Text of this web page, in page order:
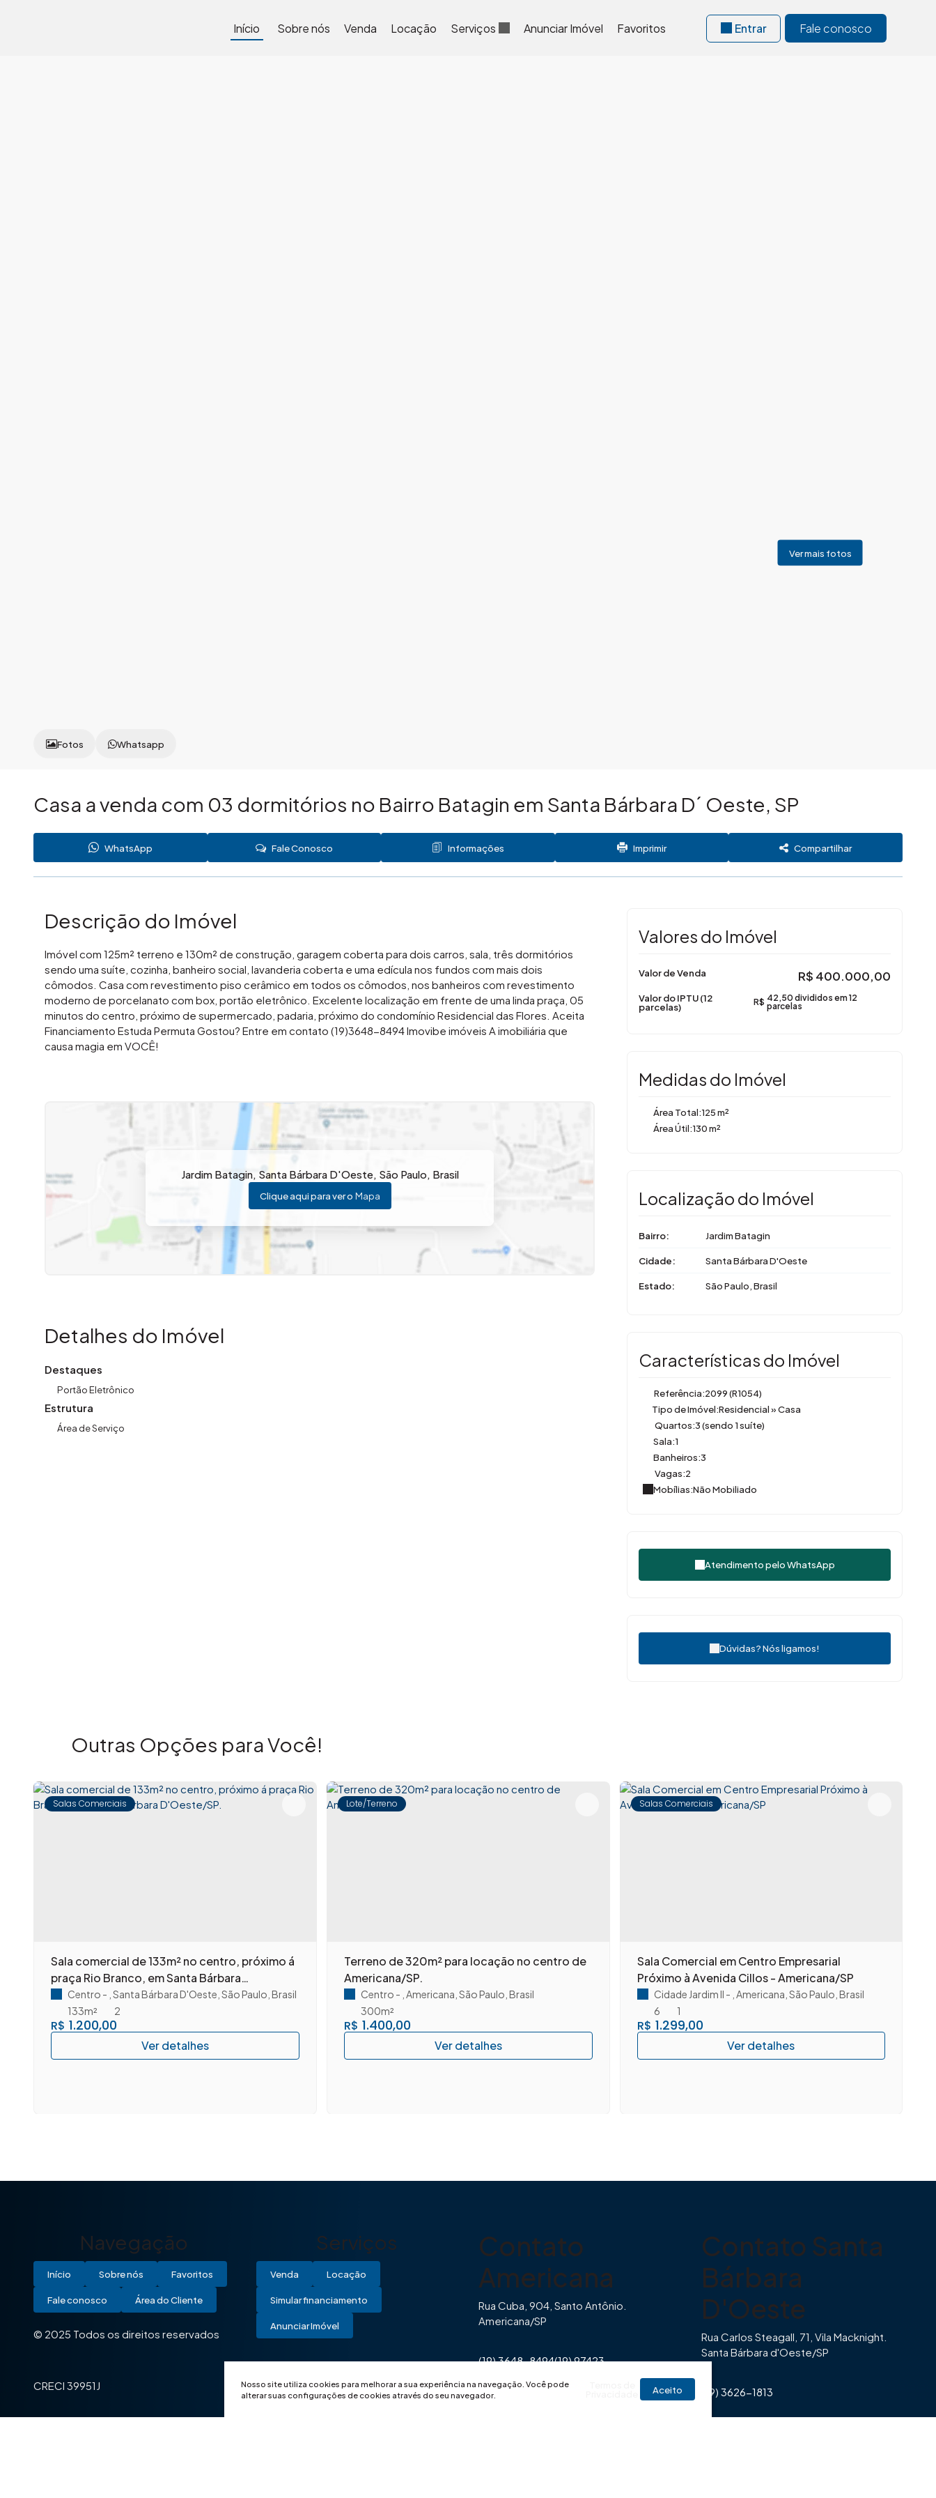
Fale conosco
Entrar
Favoritos
Anunciar Imóvel
Serviços
Locação
Venda
Sobre nós
Início
Nosso site utiliza cookies para melhorar a sua experiência na navegação. Você pode
alterar suas configurações de cookies através do seu navegador.
Aceito
Fotos Whatsapp
Casa a venda com 03 dormitórios no Bairro Batagin em Santa Bárbara D´ Oeste, SP
WhatsApp Fale Conosco Informações Imprimir Compartilhar
Descrição do Imóvel
Imóvel com 125m² terreno e 130m² de construção, garagem coberta para dois carros, sala, três dormitórios
sendo uma suíte, cozinha, banheiro social, lavanderia coberta e uma edícula nos fundos com mais dois
cômodos. Casa com revestimento piso cerâmico em todos os cômodos, nos banheiros com revestimento
moderno de porcelanato com box, portão eletrônico. Excelente localização em frente de uma linda praça, 05
minutos do centro, próximo de supermercado, padaria, próximo do condomínio Residencial das Flores. Aceita
Financiamento Estuda Permuta Gostou? Entre em contato (19)3648-8494 Imovibe imóveis A imobiliária que
causa magia em VOCÊ!
Jardim Batagin, Santa Bárbara D'Oeste, São Paulo, Brasil
Clique aqui para ver o Mapa
Detalhes do Imóvel
Destaques
Portão Eletrônico
Estrutura
Área de Serviço
Valores do Imóvel
R$ 400.000,00
Valor de Venda
Valor do IPTU (12
parcelas) R$ 42,50 divididos em 12
parcelas
Medidas do Imóvel
Área Total:125 m²
Área Útil:130 m²
Localização do Imóvel
Bairro: Jardim Batagin
Cidade: Santa Bárbara D'Oeste
Estado: São Paulo, Brasil
Características do Imóvel
Referência:2099(R1054)
Tipo de Imóvel:Residencial»Casa
Quartos:3 (sendo 1 suíte)
Sala:1
Banheiros:3
Vagas:2
Mobílias:Não Mobiliado
Atendimento peloWhatsApp
Dúvidas? Nós ligamos!
Outras Opções para Você!
Salas Comerciais
Sala comercial de 133m² no centro, próximo á
praça Rio Branco, em Santa Bárbara
D'Oeste/SP.
R$ 1.200,00
Centro ,Santa Bárbara D'Oeste ,São Paulo ,Brasil
2
133m²
Lote/Terreno
Terreno de 320m² para locação no centro de
Americana/SP.
R$ 1.400,00
Centro Americana São Paulo Brasil
300m²
Salas Comerciais
Sala Comercial em Centro Empresarial
Próximo à Avenida Cillos - Americana/SP
R$ 1.299,00
Cidade Jardim II Americana São Paulo Brasil
6
1
Navegação
Início Sobre nós Favoritos
Fale conosco Área do Cliente
© 2025 Todos os direitos reservados
CRECI 39951J
Serviços
Venda Locação
Simular financiamento
Anunciar Imóvel
Contato
Americana
Rua Cuba, 904, Santo Antônio.
Americana/SP
(19) 3648-8494(19) 97423-
Contato Santa
Bárbara
D'Oeste
Rua Carlos Steagall, 71, Vila Macknight.
Santa Bárbara d'Oeste/SP
(19) 3626-1813